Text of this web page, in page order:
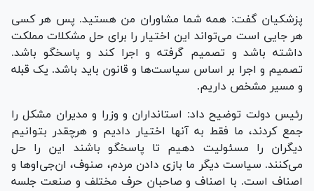
پزشکیان گفت: همه شما مشاوران من هستید. پس هر کسی
هر جایی است می‌تواند این اختیار را برای حل مشکلات مملکت
داشته باشد و تصمیم گرفته و اجرا کند و پاسخگو باشد.
تصمیم و اجرا بر اساس سیاست‌ها و قانون باید باشد. یک قبله
و مسیر مشخص داریم.
رئیس دولت توضیح داد: استانداران و وزرا و مدیران مشکل را
جمع کردند، ما فقط به آنها اختیار دادیم و هرچقدر بتوانیم
دیگران را مسئولیت دهیم تا پاسخگو باشند این را حل
می‌کنند. سیاست دیگر ما بازی دادن مردم، صنوف، ان‌جی‌او‌ها و
اصناف است. با اصناف و صاحبان حرف مختلف و صنعت جلسه